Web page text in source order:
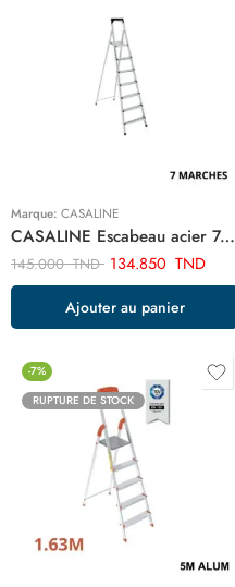
Marque: CASALINE
CASALINE Escabeau acier 7m ART03017
145.000TND 134.850 TND
Ajouter au panier
-7%
RUPTURE DE STOCK